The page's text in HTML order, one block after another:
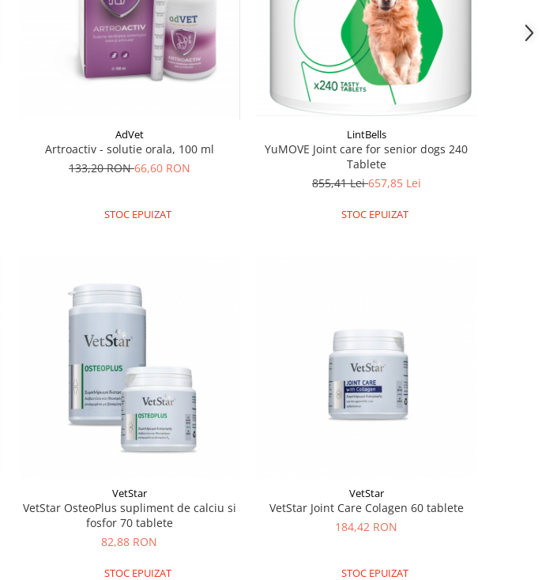
AdVet
Artroactiv - solutie orala, 100 ml
133,20 RON66,60 RON
STOC EPUIZAT
LintBells
YuMOVE Joint care for senior dogs 240
Tablete
855,41 Lei657,85 Lei
STOC EPUIZAT
VetStar
VetStar OsteoPlus supliment de calciu si
fosfor 70 tablete
82,88 RON
STOC EPUIZAT
VetStar
VetStar Joint Care Colagen 60 tablete
184,42 RON
STOC EPUIZAT